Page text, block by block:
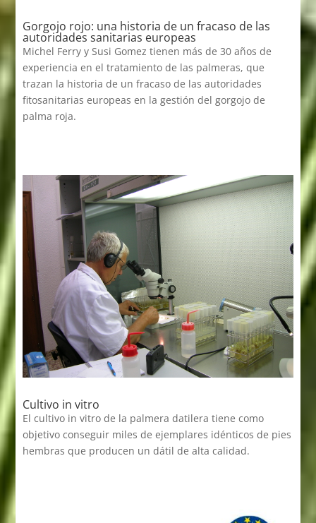
Gorgojo rojo: una historia de un fracaso de las
autoridades sanitarias europeas
Michel Ferry y Susi Gomez tienen más de 30 años de
experiencia en el tratamiento de las palmeras, que
trazan la historia de un fracaso de las autoridades
fitosanitarias europeas en la gestión del gorgojo de
palma roja.
Cultivo in vitro
El cultivo in vitro de la palmera datilera tiene como
objetivo conseguir miles de ejemplares idénticos de pies
hembras que producen un dátil de alta calidad.